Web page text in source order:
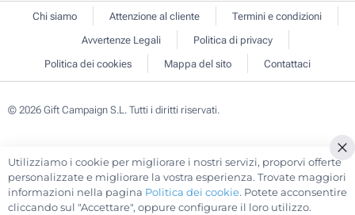
Chi siamo Attenzione al cliente
Termini e condizioni
Avvertenze Legali
Politica di privacy
Politica dei cookies
Mappa del sito Contattaci
© 2026 Gift Campaign S.L. Tutti i diritti riservati.
Utilizziamo i cookie per migliorare i nostri servizi, proporvi offerte
personalizzate e migliorare la vostra esperienza. Trovate maggiori
informazioni nella pagina Politica dei cookie. Potete acconsentire
cliccando sul "Accettare", oppure configurare il loro utilizzo.